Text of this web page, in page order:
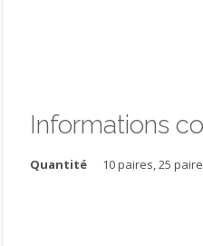
Informations
Quantité 10 paires, 25